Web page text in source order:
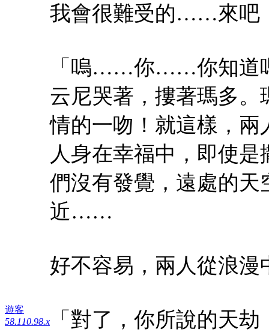
遊客
58.110.98.x
我會很難受的……來吧
「嗚……你……你知道
云尼哭著，摟著瑪多
情的一吻！就這樣，
人身在幸福中，即使
們沒有發覺，遠處的
近……
好不容易，兩人從浪漫
「對了，你所說的天